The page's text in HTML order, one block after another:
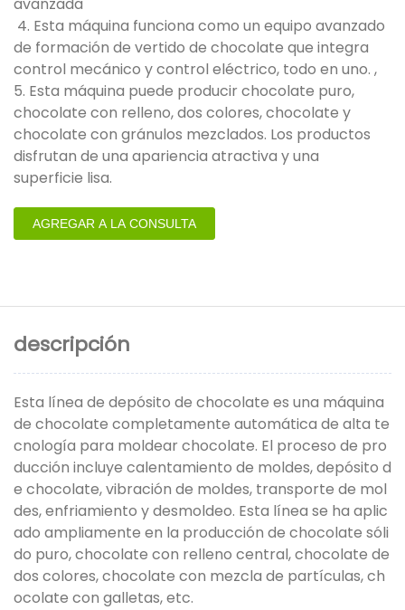
4. Esta máquina funciona como un equipo avanzado
de formación de vertido de chocolate que integra
control mecánico y control eléctrico, todo en uno. ,
5. Esta máquina puede producir chocolate puro,
chocolate con relleno, dos colores, chocolate y
chocolate con gránulos mezclados. Los productos
disfrutan de una apariencia atractiva y una
superficie lisa.
AGREGAR A LA CONSULTA
descripción
Esta línea de depósito de chocolate es una máquina
de chocolate completamente automática de alta te
cnología para moldear chocolate. El proceso de pro
ducción incluye calentamiento de moldes, depósito d
e chocolate, vibración de moldes, transporte de mol
des, enfriamiento y desmoldeo. Esta línea se ha aplic
ado ampliamente en la producción de chocolate sóli
do puro, chocolate con relleno central, chocolate de
dos colores, chocolate con mezcla de partículas, ch
ocolate con galletas, etc.